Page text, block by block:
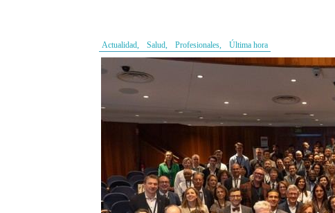
Actualidad, Salud, Profesionales, Última hora